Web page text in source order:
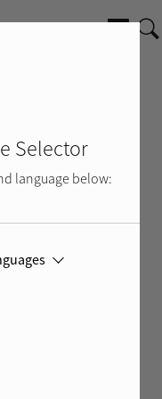
Selector
language below: